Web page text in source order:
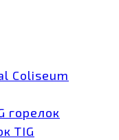
Coliseum
горелок
TIG